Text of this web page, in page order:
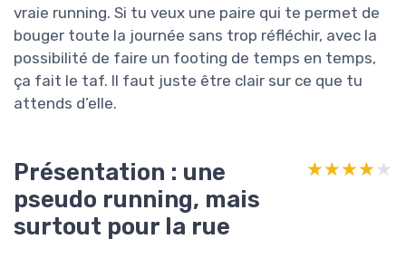
vraie running. Si tu veux une paire qui te permet de
bouger toute la journée sans trop réfléchir, avec la
possibilité de faire un footing de temps en temps,
ça fait le taf. Il faut juste être clair sur ce que tu
attends d’elle.
Présentation : une
pseudo running, mais
surtout pour la rue
★★★★★
★★★★★